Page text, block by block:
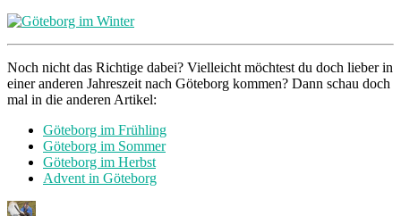
Noch nicht das Richtige dabei? Vielleicht möchtest du doch lieber in
einer anderen Jahreszeit nach Göteborg kommen? Dann schau doch
mal in die anderen Artikel:
Göteborg im Frühling
Göteborg im Sommer
Göteborg im Herbst
Advent in Göteborg